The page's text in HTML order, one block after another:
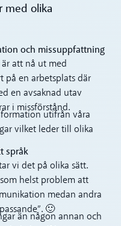
med olika
och missuppfattning
att nå ut med
på en arbetsplats där
en avsaknad utav
i missförstånd.
utifrån våra
vilket leder till olika
språk
vi det på olika sätt.
helst problem att
medan andra
🙂
än någon annan och